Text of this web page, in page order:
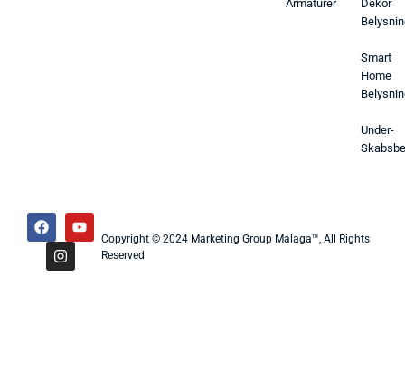
Armaturer
Dekor
Smart
Home
Under-
Copyright © 2024 Marketing Group Malaga™, All Rights
Reserved